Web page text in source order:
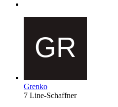
Grenko
7 Line-Schaffner